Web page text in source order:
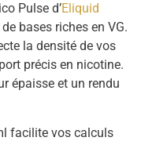
Pulse d’Eliquid
bases riches en VG.
la densité de vos
précis en nicotine.
épaisse et un rendu
facilite vos calculs